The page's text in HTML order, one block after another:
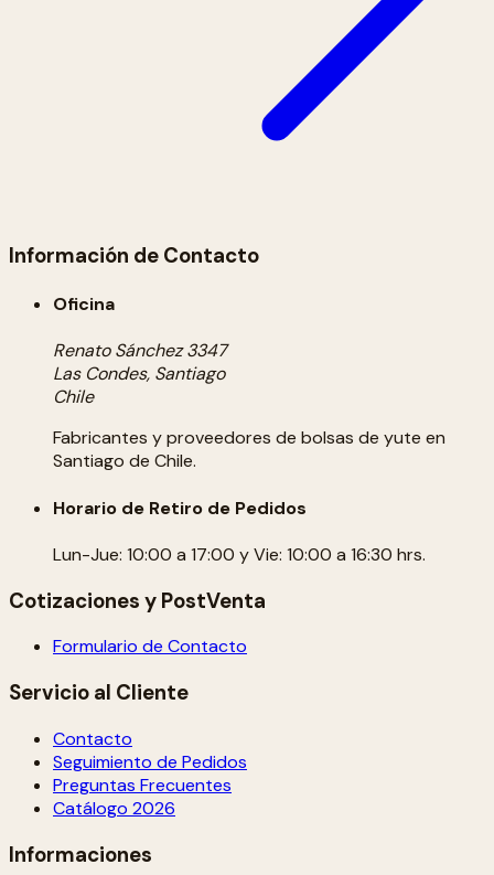
Información de Contacto
Oficina
Renato Sánchez 3347
Las Condes, Santiago
Chile
Fabricantes y proveedores de bolsas de yute en
Santiago de Chile.
Horario de Retiro de Pedidos
Lun-Jue: 10:00 a 17:00 y Vie: 10:00 a 16:30 hrs.
Cotizaciones y PostVenta
Formulario de Contacto
Servicio al Cliente
Contacto
Seguimiento de Pedidos
Preguntas Frecuentes
Catálogo 2026
Informaciones